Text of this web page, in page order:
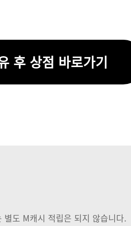
후 상점 바로가기
도 M캐시 적립은 되지 않습니다.